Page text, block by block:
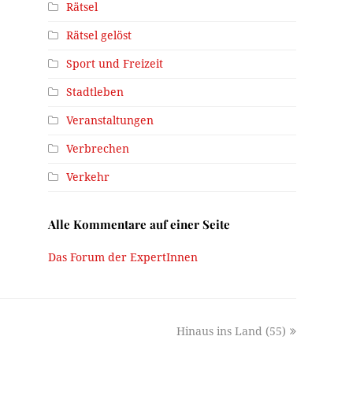
Rätsel
Rätsel gelöst
Sport und Freizeit
Stadtleben
Veranstaltungen
Verbrechen
Verkehr
Alle Kommentare auf einer Seite
Das Forum der ExpertInnen
next
Hinaus ins Land (55)